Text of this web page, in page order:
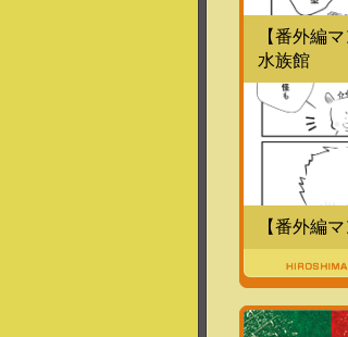
【番外編
水族館
【番外編